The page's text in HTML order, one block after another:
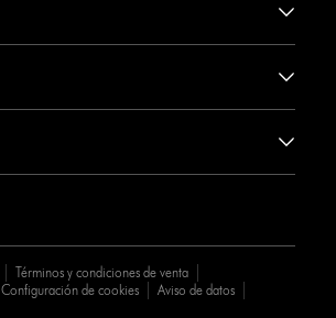
Términos y condiciones de venta
Configuración de cookies
Aviso de datos